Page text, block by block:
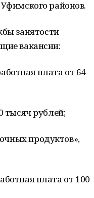
районов.
занятости
вакансии:
плата от 64
тысяч рублей;
продуктов»,
плата от 100